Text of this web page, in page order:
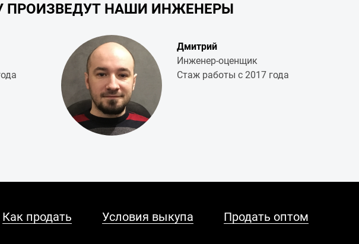
ПРОИЗВЕДУТ НАШИ ИНЖЕНЕРЫ
Дмитрий
Инженер-оценщик
Стаж работы с 2017 года
Как продать Условия выкупа Продать оптом